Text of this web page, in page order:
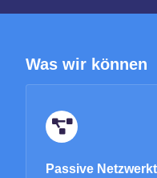
Was wir können
Passive